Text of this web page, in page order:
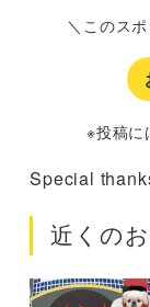
＼このス
※投稿に
Special
近くの